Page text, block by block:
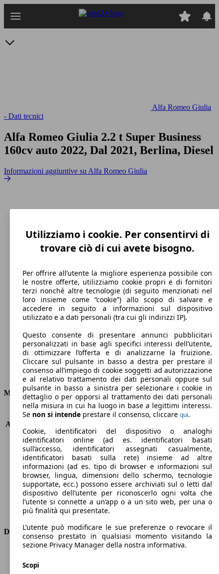
Alfa Romeo Giulia
- Dati tecnici
Alfa Romeo Giulia 2.2 t Super Business
160cv auto 2022, Dal 2021, Berlina, Diesel
Informazioni aggiuntive su Alfa Romeo Giulia
220 km/h
Velocità massima
Diesel
Carburante
Motore e Prestazioni
KW (PS)
118 kW (160 PS)
Accelerazione (0-100 km/h)
Velocità massima (km/h)
220 km/h
Numero di marce
8
Coppia
450 nm
Cilindrata
2143 ccm
Carburante
Diesel
Cilindri
4
Trasmissione
Automatico
Tipo di trazione
trazione posteriore
Dimensioni
Lunghezza
Utilizziamo i cookie. Per consentirvi di
trovare ciò di cui avete bisogno.
Per offrire all’utente la migliore esperienza possibile con
le nostre offerte, utilizziamo cookie propri e di fornitori
terzi nonché altre tecnologie (di seguito menzionati nel
loro insieme come “cookie”) allo scopo di salvare e
accedere in seguito a informazioni sul dispositivo
utilizzato e a dati personali (tra cui gli indirizzi IP).
Questo consente di presentare annunci pubblicitari
personalizzati in base agli specifici interessi dell’utente,
di ottimizzare l’offerta e di analizzarne la fruizione.
Cliccare sul pulsante in basso a destra per prestare il
consenso all’impiego di cookie soggetti ad autorizzazione
e al relativo trattamento dei dati personali oppure sul
pulsante in basso a sinistra per selezionare i cookie in
dettaglio o per opporsi al trattamento dei dati personali
nella misura in cui ha luogo in base a legittimi interessi.
Se non si intende prestare il consenso, cliccare qui.
Cookie, identificatori del dispositivo o analoghi
identificatori online (ad es. identificatori basati
sull’accesso, identificatori assegnati casualmente,
identificatori basati sulla rete) insieme ad altre
informazioni (ad es. tipo di browser e informazioni sul
browser, lingua, dimensioni dello schermo, tecnologie
supportate, ecc.) possono essere archiviati sul o letti dal
dispositivo dell’utente per riconoscerlo ogni volta che
l’utente si connette a un’app o a un sito web, per una o
più finalità qui presentate.
L’utente può modificare le sue preferenze o revocare il
consenso prestato in qualsiasi momento visitando la
sezione Privacy Manager della nostra informativa.
Scopi